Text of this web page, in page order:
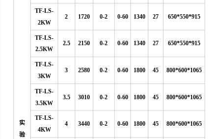
实
验
TF-LS-
2KW
2 1720 0-2 0-60 1340 27 650*550*915
TF-LS-
2.5KW
2.5 2150 0-2 0-60 1340 27 650*550*915
TF-LS-
3KW
3 2580 0-2 0-60 1800 45 800*600*1065
TF-LS-
3.5KW
3.5 3010 0-2 0-60 1800 45 800*600*1065
TF-LS-
4KW
4 3440 0-2 0-60 1800 45 800*600*1065